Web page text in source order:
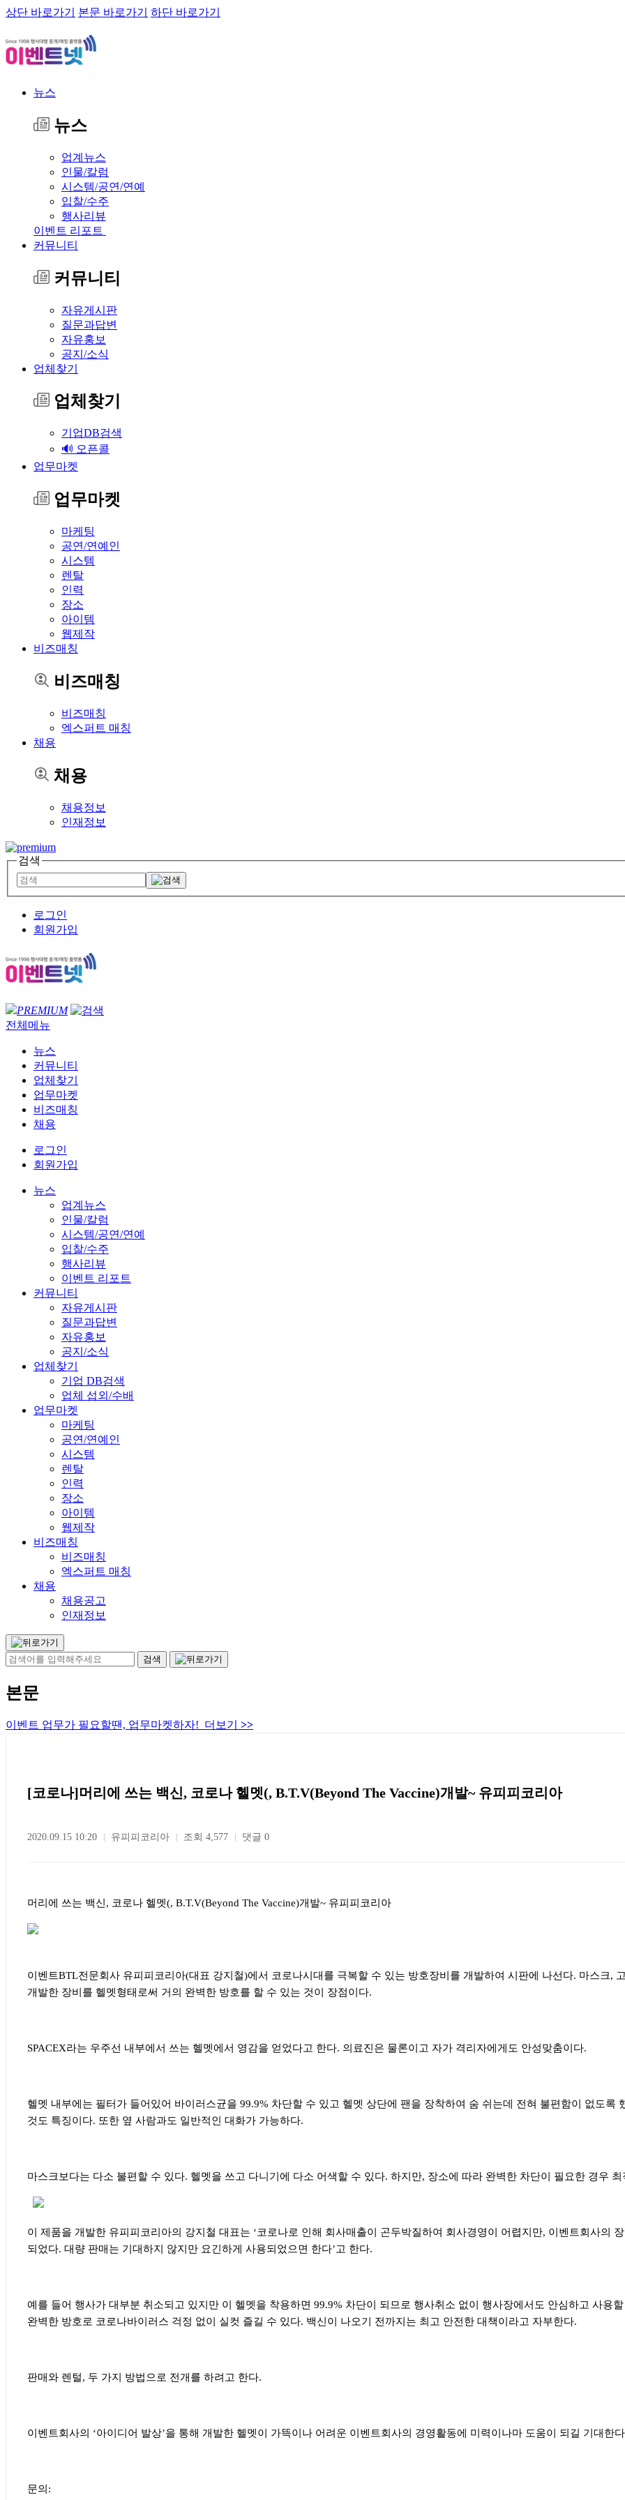
상단 바로가기 본문 바로가기 하단 바로가기
뉴스
뉴스
업계뉴스
인물/칼럼
시스템/공연/연예
입찰/수주
행사리뷰
이벤트 리포트
커뮤니티
커뮤니티
자유게시판
질문과답변
자유홍보
공지/소식
업체찾기
업체찾기
기업DB검색
🔊 오픈콜
업무마켓
업무마켓
마케팅
공연/연예인
시스템
렌탈
인력
장소
아이템
웹제작
비즈매칭
비즈매칭
비즈매칭
엑스퍼트 매칭
채용
채용
채용정보
인재정보
검색
로그인
회원가입
PREMIUM
전체메뉴
뉴스
커뮤니티
업체찾기
업무마켓
비즈매칭
채용
로그인
회원가입
뉴스
업계뉴스
인물/칼럼
시스템/공연/연예
입찰/수주
행사리뷰
이벤트 리포트
커뮤니티
자유게시판
질문과답변
자유홍보
공지/소식
업체찾기
기업 DB검색
업체 섭외/수배
업무마켓
마케팅
공연/연예인
시스템
렌탈
인력
장소
아이템
웹제작
비즈매칭
비즈매칭
엑스퍼트 매칭
채용
채용공고
인재정보
본문
이벤트 업무가 필요할땐, 업무마켓하자! 더보기 >>
[코로나]머리에 쓰는 백신, 코로나 헬멧(, B.T.V(Beyond The Vaccine)개발~ 유피피코리아
2020.09.15 10:20 유피피코리아 조회 4,577 댓글 0
머리에 쓰는 백신, 코로나 헬멧(, B.T.V(Beyond The Vaccine)개발~ 유피피코리아
이벤트BTL전문회사 유피피코리아(대표 강지철)에서 코로나시대를 극복할 수 있는 방호장비를 개발하여 시판에 나선다. 마스크,
개발한 장비를 헬멧형태로써 거의 완벽한 방호를 할 수 있는 것이 장점이다.
SPACEX라는 우주선 내부에서 쓰는 헬멧에서 영감을 얻었다고 한다. 의료진은 물론이고 자가 격리자에게도 안성맞춤이다.
헬멧 내부에는 필터가 들어있어 바이러스균을 99.9% 차단할 수 있고 헬멧 상단에 팬을 장착하여 숨 쉬는데 전혀 불편함이 없도록
것도 특징이다. 또한 옆 사람과도 일반적인 대화가 가능하다.
마스크보다는 다소 불편할 수 있다. 헬멧을 쓰고 다니기에 다소 어색할 수 있다. 하지만, 장소에 따라 완벽한 차단이 필요한 경우
이 제품을 개발한 유피피코리아의 강지철 대표는 ‘코로나로 인해 회사매출이 곤두박질하여 회사경영이 어렵지만, 이벤트회사의
되었다. 대량 판매는 기대하지 않지만 요긴하게 사용되었으면 한다’고 한다.
예를 들어 행사가 대부분 취소되고 있지만 이 헬멧을 착용하면 99.9% 차단이 되므로 행사취소 없이 행사장에서도 안심하고 사용
완벽한 방호로 코로나바이러스 걱정 없이 실컷 즐길 수 있다. 백신이 나오기 전까지는 최고 안전한 대책이라고 자부한다.
판매와 렌털, 두 가지 방법으로 전개를 하려고 한다.
이벤트회사의 ‘아이디어 발상’을 통해 개발한 헬멧이 가뜩이나 어려운 이벤트회사의 경영활동에 미력이나마 도움이 되길 기대한다
문의 :